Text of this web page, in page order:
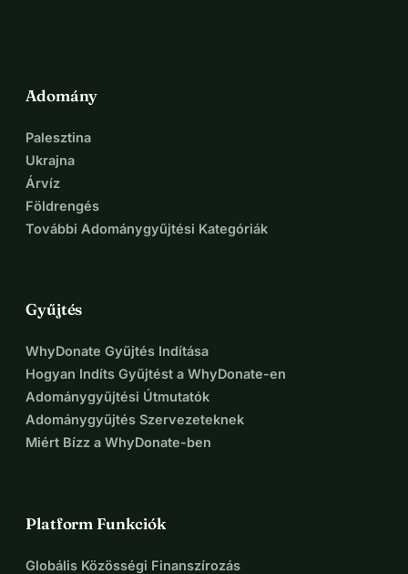
időszakban. Köszönjük, hogy szolidaritással,
Adomány
Palesztina
Ukrajna
Árvíz
Földrengés
További Adománygyűjtési Kategóriák
Gyűjtés
WhyDonate Gyűjtés Indítása
Hogyan Indíts Gyűjtést a WhyDonate-en
Adománygyűjtési Útmutatók
Adománygyűjtés Szervezeteknek
Miért Bízz a WhyDonate-ben
Platform Funkciók
Globális Közösségi Finanszírozás